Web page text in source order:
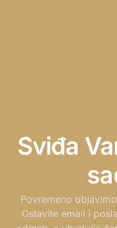
Sviđa
Povremeno
Ostavite email i